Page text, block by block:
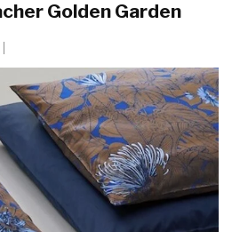
Golden Garden